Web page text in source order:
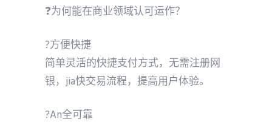
❓为何能在商业领域认可运作？
?方便快捷
简单灵活的快捷支付方式，无需注册网
银，jia快交易流程，提高用户体验。
?An全可靠